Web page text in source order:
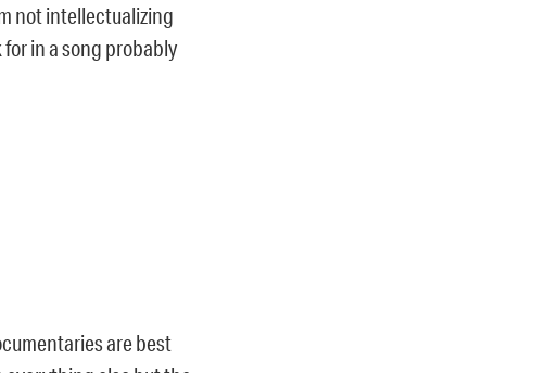
not intellectualizing
in a song probably
are best